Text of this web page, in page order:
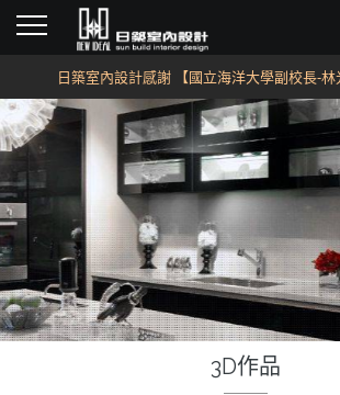
日築室內設計感謝 【國立海洋大學副校長-林光
3D作品